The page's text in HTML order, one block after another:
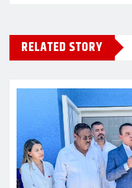
RELATED STORY